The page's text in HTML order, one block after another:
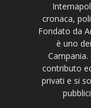
cronaca,
Fondato da
è uno
contributo
privati e si